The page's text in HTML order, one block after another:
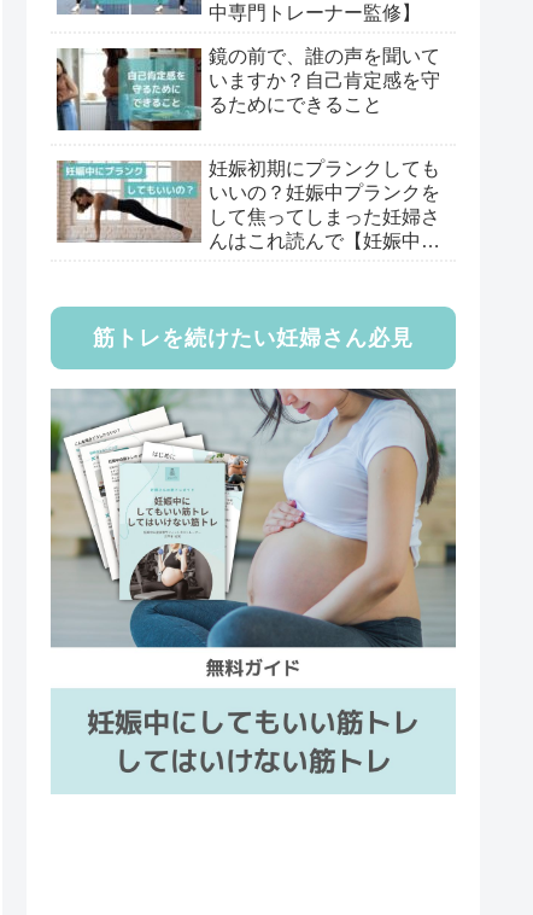
中専門トレーナー監修】
鏡の前で、誰の声を聞いて
いますか？自己肯定感を守
るためにできること
妊娠初期にプランクしても
いいの？妊娠中プランクを
して焦ってしまった妊婦さ
んはこれ読んで【妊娠中専
筋トレを続けたい妊婦さん必見